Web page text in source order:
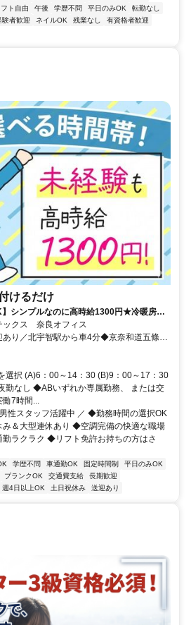
フト自由 午後 学歴不問 平日のみOK
転勤なし
験者歓迎 ネイルOK 残業なし
有資格者歓迎
けるだけ
】シンプルなのに高時給1300円★冷暖房完
條駅～送迎バスあり
ックス 奈良オフィス
り／北宇智駅から車4分◆京奈和道五條北
車場完備）
選択 (A)6：00～14：30 (B)9：00～17：30
なし ◆ABいずれか専属勤務、 または交
7時間...
性スタッフ活躍中 ／ ◆勤務時間の選択OK
＆大型連休あり ◆空調完備の快適な職場
ラクラク ◆リフト免許お持ちの方はさ
学歴不問 車通勤OK 固定時間制
平日のみOK
ブランクOK 交通費支給
長期歓迎
週4日以上OK 土日祝休み 送迎あり